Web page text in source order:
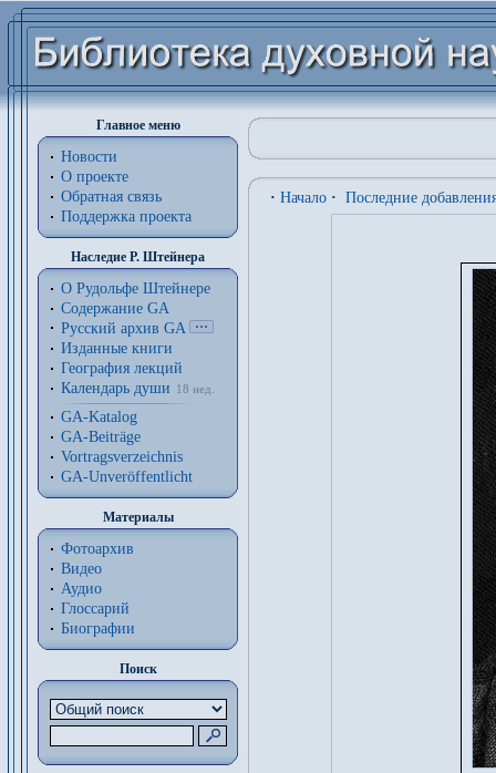
Главное меню
Новости
О проекте
Обратная связь
Поддержка проекта
Наследие Р. Штейнера
О Рудольфе Штейнере
Содержание GA
Русский архив GA
Изданные книги
География лекций
Календарь души
18 нед.
GA-Katalog
GA-Beiträge
Vortragsverzeichnis
GA-Unveröffentlicht
Материалы
Фотоархив
Видео
Аудио
Глоссарий
Биографии
Поиск
· Начало · Последние